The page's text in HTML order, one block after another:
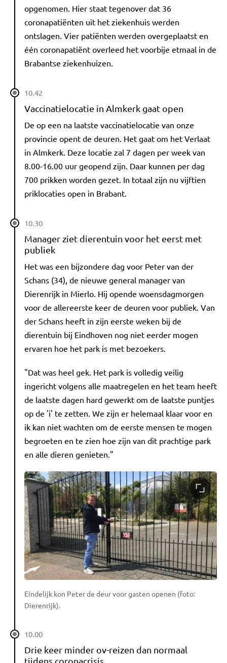
opgenomen. Hier staat tegenover dat 36
coronapatiënten uit het ziekenhuis werden
ontslagen. Vier patiënten werden overgeplaatst en
één coronapatiënt overleed het voorbije etmaal in de
Brabantse ziekenhuizen.
10.42
Vaccinatielocatie in Almkerk gaat open
De op een na laatste vaccinatielocatie van onze
provincie opent de deuren. Het gaat om het Verlaat
in Almkerk. Deze locatie zal 7 dagen per week van
8.00-16.00 uur geopend zijn. Daar kunnen per dag
700 prikken worden gezet. In totaal zijn nu vijftien
priklocaties open in Brabant.
10.30
Manager ziet dierentuin voor het eerst met
publiek
Het was een bijzondere dag voor Peter van der
Schans (34), de nieuwe general manager van
Dierenrijk in Mierlo. Hij opende woensdagmorgen
voor de allereerste keer de deuren voor publiek. Van
der Schans heeft in zijn eerste weken bij de
dierentuin bij Eindhoven nog niet eerder mogen
ervaren hoe het park is met bezoekers.
"Dat was heel gek. Het park is volledig veilig
ingericht volgens alle maatregelen en het team heeft
de laatste dagen hard gewerkt om de laatste puntjes
op de 'i' te zetten. We zijn er helemaal klaar voor en
ik kan niet wachten om de eerste mensen te mogen
begroeten en te zien hoe zijn van dit prachtige park
en alle dieren genieten."
Eindelijk kon Peter de deur voor gasten openen (foto:
Dierenrijk).
10.00
Drie keer minder ov-reizen dan normaal
tijdens coronacrisis